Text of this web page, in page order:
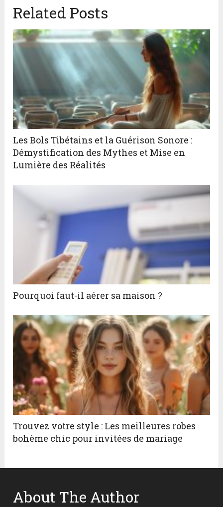
Related Posts
Les Bols Tibétains et la Guérison Sonore :
Démystification des Mythes et Mise en
Lumière des Réalités
Pourquoi faut-il aérer sa maison ?
Trouvez votre style : Les meilleures robes
bohème chic pour invitées de mariage
About The Author